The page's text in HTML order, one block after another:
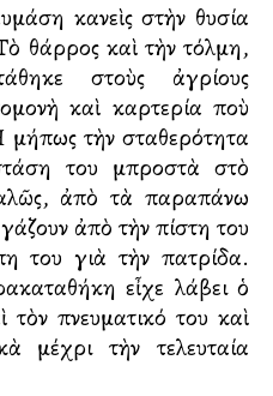
κανεὶς στὴν θυσία
θάρρος καὶ τὴν τόλμη,
στοὺς ἀγρίους
καὶ καρτερία ποὺ
μήπως τὴν σταθερότητα
του μπροστὰ στὸ
ἀπὸ τὰ παραπάνω
ἀπὸ τὴν πίστη του
του γιὰ τὴν πατρίδα.
εἶχε λάβει ὁ
τὸν πνευματικό του καὶ
μέχρι τὴν τελευταία